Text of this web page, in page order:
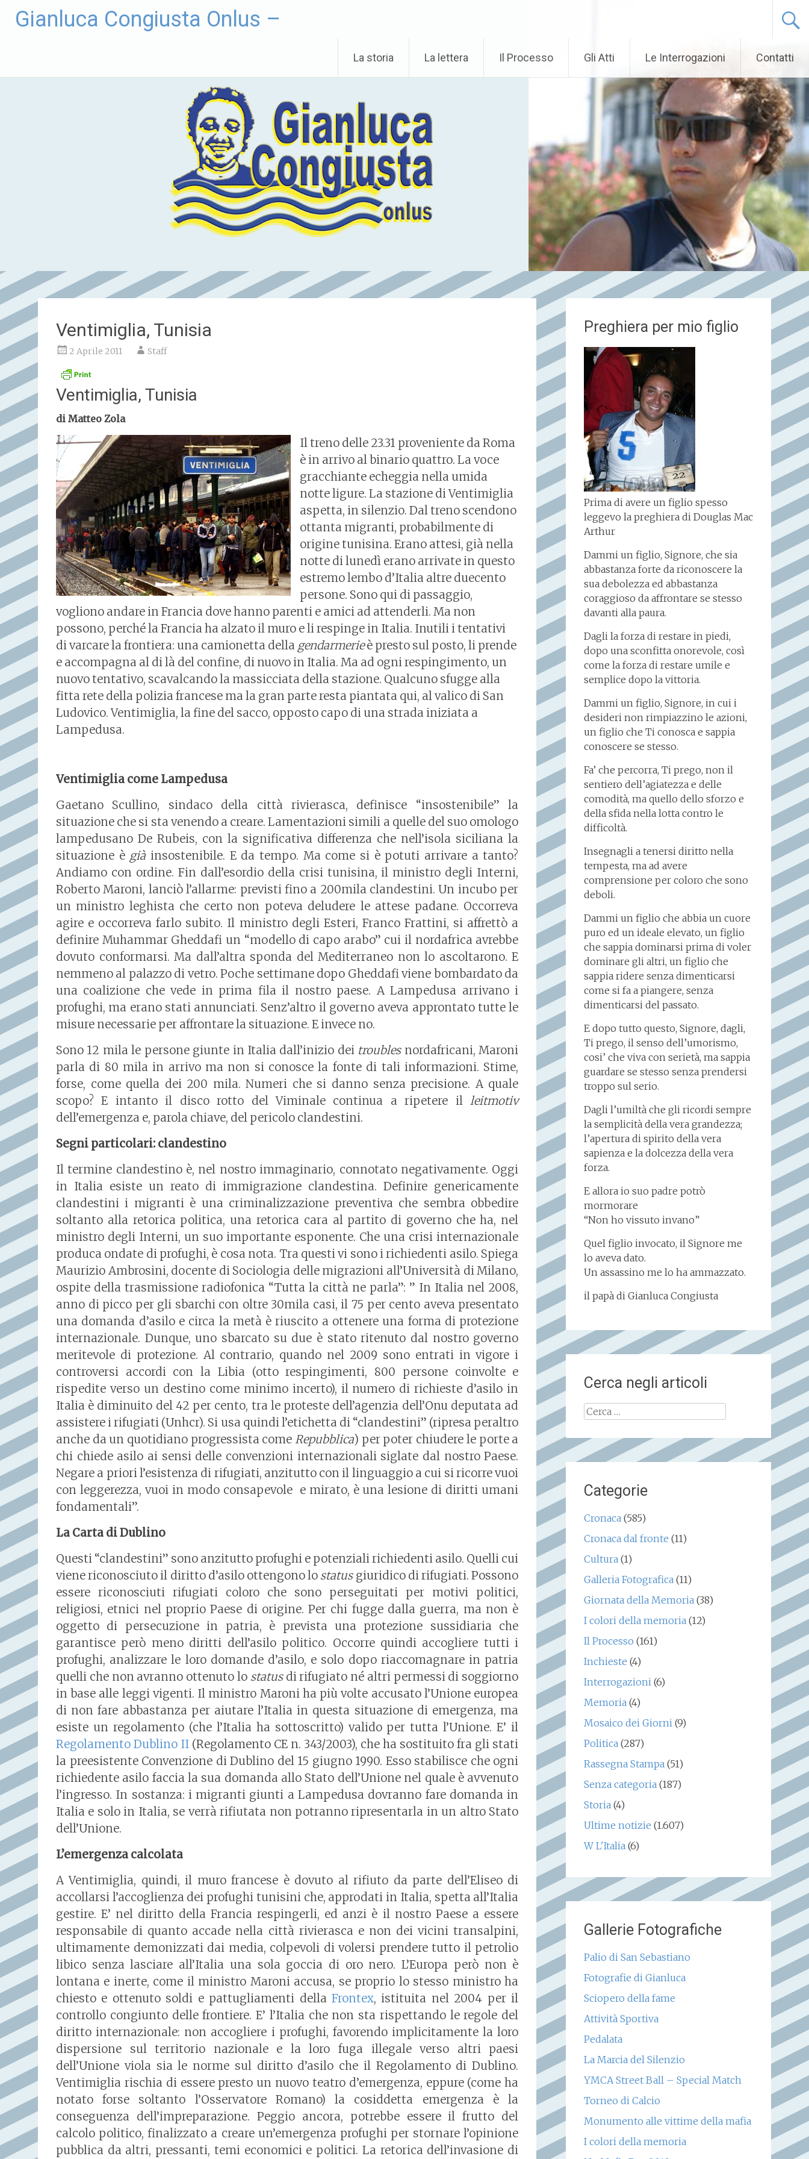
Gianluca Congiusta Onlus –
La storia La lettera Il Processo Gli Atti Le Interrogazioni Contatti
Ventimiglia, Tunisia
2 Aprile 2011 Staff
Ventimiglia, Tunisia
di Matteo Zola
Il treno delle 23.31 proveniente da Roma
è in arrivo al binario quattro. La voce
gracchiante echeggia nella umida
notte ligure. La stazione di Ventimiglia
aspetta, in silenzio. Dal treno scendono
ottanta migranti, probabilmente di
origine tunisina. Erano attesi, già nella
notte di lunedì erano arrivate in questo
estremo lembo d’Italia altre duecento
persone. Sono qui di passaggio,
vogliono andare in Francia dove hanno parenti e amici ad attenderli. Ma non
possono, perché la Francia ha alzato il muro e li respinge in Italia. Inutili i tentativi
di varcare la frontiera: una camionetta della gendarmerieè presto sul posto, li prende
e accompagna al di là del confine, di nuovo in Italia. Ma ad ogni respingimento, un
nuovo tentativo, scavalcando la massicciata della stazione. Qualcuno sfugge alla
fitta rete della polizia francese ma la gran parte resta piantata qui, al valico di San
Ludovico. Ventimiglia, la fine del sacco, opposto capo di una strada iniziata a
Lampedusa.
Ventimiglia come Lampedusa
Gaetano Scullino, sindaco della città rivierasca, definisce “insostenibile” la
situazione che si sta venendo a creare. Lamentazioni simili a quelle del suo omologo
lampedusano De Rubeis, con la significativa differenza che nell’isola siciliana la
situazione è già insostenibile. E da tempo. Ma come si è potuti arrivare a tanto?
Andiamo con ordine. Fin dall’esordio della crisi tunisina, il ministro degli Interni,
Roberto Maroni, lanciò l’allarme: previsti fino a 200mila clandestini. Un incubo per
un ministro leghista che certo non poteva deludere le attese padane. Occorreva
agire e occorreva farlo subito. Il ministro degli Esteri, Franco Frattini, si affrettò a
definire Muhammar Gheddafi un “modello di capo arabo” cui il nordafrica avrebbe
dovuto conformarsi. Ma dall’altra sponda del Mediterraneo non lo ascoltarono. E
nemmeno al palazzo di vetro. Poche settimane dopo Gheddafi viene bombardato da
una coalizione che vede in prima fila il nostro paese. A Lampedusa arrivano i
profughi, ma erano stati annunciati. Senz’altro il governo aveva approntato tutte le
misure necessarie per affrontare la situazione. E invece no.
Sono 12 mila le persone giunte in Italia dall’inizio dei troublesnordafricani, Maroni
parla di 80 mila in arrivo ma non si conosce la fonte di tali informazioni. Stime,
forse, come quella dei 200 mila. Numeri che si danno senza precisione. A quale
scopo? E intanto il disco rotto del Viminale continua a ripetere illeitmotiv
dell’emergenza e, parola chiave, del pericolo clandestini.
Segni particolari: clandestino
Il termine clandestino è, nel nostro immaginario, connotato negativamente. Oggi
in Italia esiste un reato di immigrazione clandestina. Definire genericamente
clandestini i migranti è una criminalizzazione preventiva che sembra obbedire
soltanto alla retorica politica, una retorica cara al partito di governo che ha, nel
ministro degli Interni, un suo importante esponente. Che una crisi internazionale
produca ondate di profughi, è cosa nota. Tra questi vi sono i richiedenti asilo. Spiega
Maurizio Ambrosini, docente di Sociologia delle migrazioni all’Università di Milano,
ospite della trasmissione radiofonica “Tutta la città ne parla”: ” In Italia nel 2008,
anno di picco per gli sbarchi con oltre 30mila casi, il 75 per cento aveva presentato
una domanda d’asilo e circa la metà è riuscito a ottenere una forma di protezione
internazionale. Dunque, uno sbarcato su due è stato ritenuto dal nostro governo
meritevole di protezione. Al contrario, quando nel 2009 sono entrati in vigore i
controversi accordi con la Libia (otto respingimenti, 800 persone coinvolte e
rispedite verso un destino come minimo incerto), il numero di richieste d’asilo in
Italia è diminuito del 42 per cento, tra le proteste dell’agenzia dell’Onu deputata ad
assistere i rifugiati (Unhcr). Si usa quindi l’etichetta di “clandestini” (ripresa peraltro
anche da un quotidiano progressista comeRepubblica) per poter chiudere le porte a
chi chiede asilo ai sensi delle convenzioni internazionali siglate dal nostro Paese.
Negare a priori l’esistenza di rifugiati, anzitutto con il linguaggio a cui si ricorre vuoi
con leggerezza, vuoi in modo consapevole e mirato, è una lesione di diritti umani
fondamentali”.
La Carta di Dublino
Questi “clandestini” sono anzitutto profughi e potenziali richiedenti asilo. Quelli cui
viene riconosciuto il diritto d’asilo ottengono lo statusgiuridico di rifugiati. Possono
essere riconosciuti rifugiati coloro che sono perseguitati per motivi politici,
religiosi, etnici nel proprio Paese di origine. Per chi fugge dalla guerra, ma non è
oggetto di persecuzione in patria, è prevista una protezione sussidiaria che
garantisce però meno diritti dell’asilo politico. Occorre quindi accogliere tutti i
profughi, analizzare le loro domande d’asilo, e solo dopo riaccomagnare in patria
quelli che non avranno ottenuto lo statusdi rifugiato né altri permessi di soggiorno
in base alle leggi vigenti. Il ministro Maroni ha più volte accusato l’Unione europea
di non fare abbastanza per aiutare l’Italia in questa situazione di emergenza, ma
esiste un regolamento (che l’Italia ha sottoscritto) valido per tutta l’Unione. E’ il
Regolamento Dublino II (Regolamento CE n. 343/2003), che ha sostituito fra gli stati
la preesistente Convenzione di Dublino del 15 giugno 1990. Esso stabilisce che ogni
richiedente asilo faccia la sua domanda allo Stato dell’Unione nel quale è avvenuto
l’ingresso. In sostanza: i migranti giunti a Lampedusa dovranno fare domanda in
Italia e solo in Italia, se verrà rifiutata non potranno ripresentarla in un altro Stato
dell’Unione.
L’emergenza calcolata
A Ventimiglia, quindi, il muro francese è dovuto al rifiuto da parte dell’Eliseo di
accollarsi l’accoglienza dei profughi tunisini che, approdati in Italia, spetta all’Italia
gestire. E’ nel diritto della Francia respingerli, ed anzi è il nostro Paese a essere
responsabile di quanto accade nella città rivierasca e non dei vicini transalpini,
ultimamente demonizzati dai media, colpevoli di volersi prendere tutto il petrolio
libico senza lasciare all’Italia una sola goccia di oro nero. L’Europa però non è
lontana e inerte, come il ministro Maroni accusa, se proprio lo stesso ministro ha
chiesto e ottenuto soldi e pattugliamenti dellaFrontex, istituita nel 2004 per il
controllo congiunto delle frontiere. E’ l’Italia che non sta rispettando le regole del
diritto internazionale: non accogliere i profughi, favorendo implicitamente la loro
dispersione sul territorio nazionale e la loro fuga illegale verso altri paesi
dell’Unione viola sia le norme sul diritto d’asilo che il Regolamento di Dublino.
Ventimiglia rischia di essere presto un nuovo teatro d’emergenza, eppure (come ha
notato forse soltanto l’Osservatore Romano) la cosiddetta emergenza è la
conseguenza dell’impreparazione. Peggio ancora, potrebbe essere il frutto del
calcolo politico, finalizzato a creare un’emergenza profughi per stornare l’opinione
pubblica da altri, pressanti, temi economici e politici. La retorica dell’invasione di
Preghiera per mio figlio
Prima di avere un figlio spesso
leggevo la preghiera di Douglas Mac
Arthur
Dammi un figlio, Signore, che sia
abbastanza forte da riconoscere la
sua debolezza ed abbastanza
coraggioso da affrontare se stesso
davanti alla paura.
Dagli la forza di restare in piedi,
dopo una sconfitta onorevole, così
come la forza di restare umile e
semplice dopo la vittoria.
Dammi un figlio, Signore, in cui i
desideri non rimpiazzino le azioni,
un figlio che Ti conosca e sappia
conoscere se stesso.
Fa’ che percorra, Ti prego, non il
sentiero dell’agiatezza e delle
comodità, ma quello dello sforzo e
della sfida nella lotta contro le
difficoltà.
Insegnagli a tenersi diritto nella
tempesta, ma ad avere
comprensione per coloro che sono
deboli.
Dammi un figlio che abbia un cuore
puro ed un ideale elevato, un figlio
che sappia dominarsi prima di voler
dominare gli altri, un figlio che
sappia ridere senza dimenticarsi
come si fa a piangere, senza
dimenticarsi del passato.
E dopo tutto questo, Signore, dagli,
Ti prego, il senso dell’umorismo,
cosi’ che viva con serietà, ma sappia
guardare se stesso senza prendersi
troppo sul serio.
Dagli l’umiltà che gli ricordi sempre
la semplicità della vera grandezza;
l’apertura di spirito della vera
sapienza e la dolcezza della vera
forza.
E allora io suo padre potrò
mormorare
“Non ho vissuto invano”
Quel figlio invocato, il Signore me
lo aveva dato.
Un assassino me lo ha ammazzato.
il papà di Gianluca Congiusta
Cerca negli articoli
Ricerca
Categorie
Cronaca(585)
Cronaca dal fronte (11)
Cultura(1)
Galleria Fotografica(11)
Giornata della Memoria(38)
I colori della memoria(12)
Il Processo (161)
Inchieste (4)
Interrogazioni(6)
Memoria(4)
Mosaico dei Giorni(9)
Politica(287)
Rassegna Stampa(51)
Senza categoria(187)
Storia(4)
Ultime notizie (1.607)
W L'Italia(6)
Gallerie Fotografiche
Palio di San Sebastiano
Fotografie di Gianluca
Sciopero della fame
Attività Sportiva
Pedalata
La Marcia del Silenzio
YMCA Street Ball – Special Match
Torneo di Calcio
Monumento alle vittime della mafia
I colori della memoria